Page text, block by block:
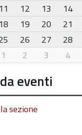
11 12 13 14
18 19 20 21
26 27 28
1 2 3 4
eventi
sezione